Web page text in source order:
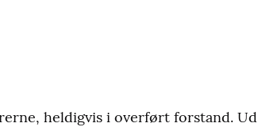
heldigvis i overført forstand. Ud